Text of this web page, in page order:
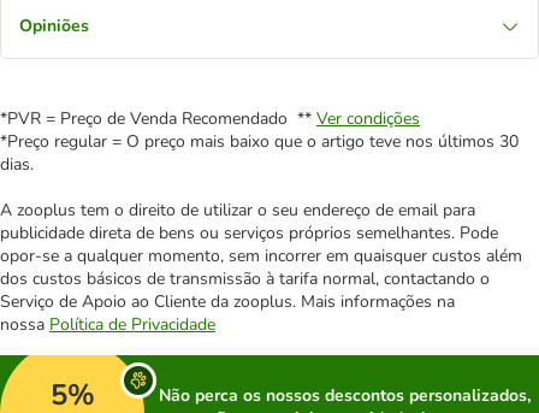
Opiniões
*PVR = Preço de Venda Recomendado ** Ver condições
*Preço regular = O preço mais baixo que o artigo teve nos últimos 30
dias.
A zooplus tem o direito de utilizar o seu endereço de email para
publicidade direta de bens ou serviços próprios semelhantes. Pode
opor-se a qualquer momento, sem incorrer em quaisquer custos além
dos custos básicos de transmissão à tarifa normal, contactando o
Serviço de Apoio ao Cliente da zooplus. Mais informações na
nossa Política de Privacidade
5%
Não perca os nossos descontos personalizados,